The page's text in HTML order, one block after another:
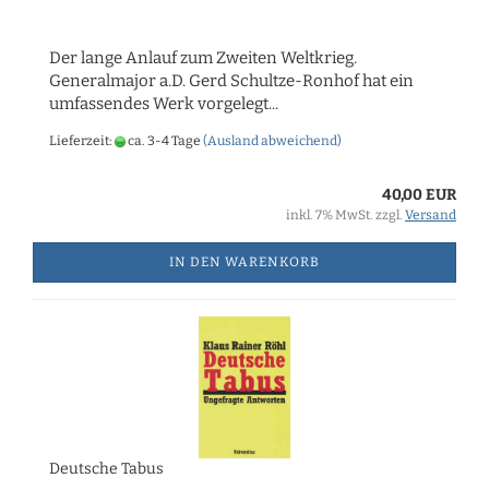
Der lange Anlauf zum Zweiten Weltkrieg.
Generalmajor a.D. Gerd Schultze-Ronhof hat ein
umfassendes Werk vorgelegt...
Lieferzeit: ca. 3-4 Tage (Ausland abweichend)
40,00 EUR
inkl. 7% MwSt. zzgl. Versand
IN DEN WARENKORB
Deutsche Tabus